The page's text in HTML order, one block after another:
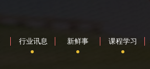
行业讯息 新鲜事 课程学习